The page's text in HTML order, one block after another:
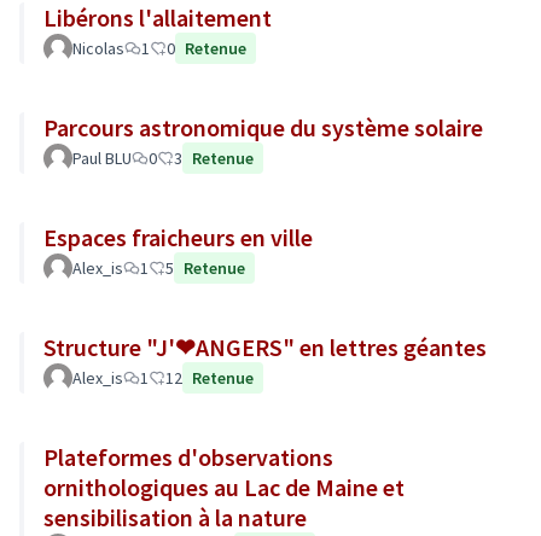
Libérons l'allaitement
Nicolas 1 0 Retenue
Parcours astronomique du système solaire
Paul BLU 0 3 Retenue
Espaces fraicheurs en ville
Alex_is 1 5 Retenue
Structure "J'❤ANGERS" en lettres géantes
Alex_is 1 12 Retenue
Plateformes d'observations
ornithologiques au Lac de Maine et
sensibilisation à la nature